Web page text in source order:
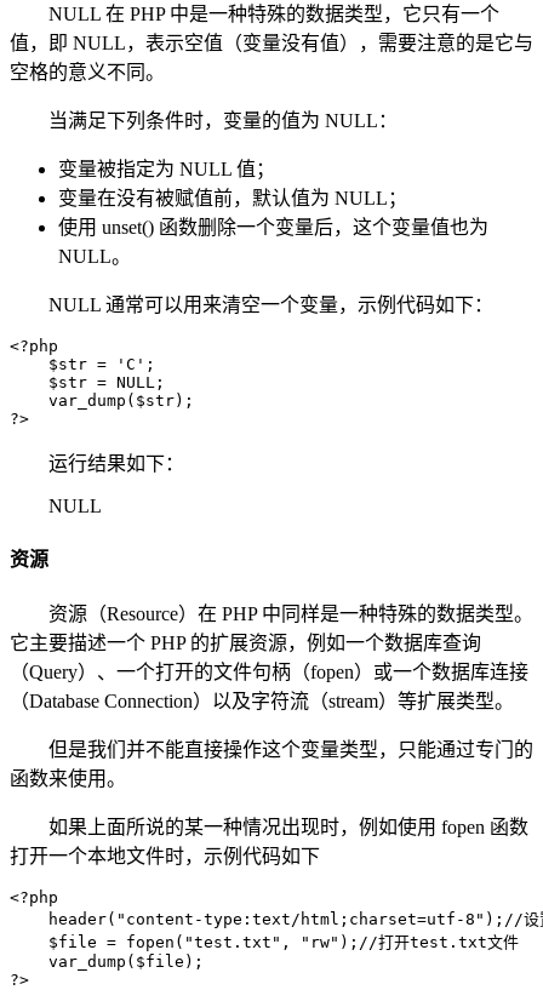
NULL 在 PHP 中是一种特殊的数据类型，它只有一个
值，即 NULL，表示空值（变量没有值），需要注意的是它与
空格的意义不同。
当满足下列条件时，变量的值为 NULL：
变量被指定为 NULL 值；
变量在没有被赋值前，默认值为 NULL；
使用 unset() 函数删除一个变量后，这个变量值也为
NULL。
NULL 通常可以用来清空一个变量，示例代码如下：
<?php
    $str = 'C';
    $str = NULL;
    var_dump($str);
?>
运行结果如下：
NULL
资源
资源（Resource）在 PHP 中同样是一种特殊的数据类型。
它主要描述一个 PHP 的扩展资源，例如一个数据库查询
（Query）、一个打开的文件句柄（fopen）或一个数据库连接
（Database Connection）以及字符流（stream）等扩展类型。
但是我们并不能直接操作这个变量类型，只能通过专门的
函数来使用。
如果上面所说的某一种情况出现时，例如使用 fopen 函数
打开一个本地文件时，示例代码如下
<?php
header("content-type:text/html;charset=utf-8");//设置
    $file = fopen("test.txt", "rw");//打开test.txt文件
    var_dump($file);
?>